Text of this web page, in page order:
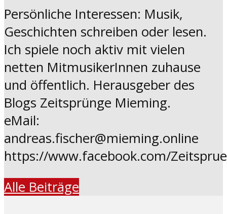
Persönliche Interessen: Musik,
Geschichten schreiben oder lesen.
Ich spiele noch aktiv mit vielen
netten MitmusikerInnen zuhause
und öffentlich. Herausgeber des
Blogs Zeitsprünge Mieming.
eMail:
andreas.fischer@mieming.online
https://www.facebook.com/
Alle Beiträge